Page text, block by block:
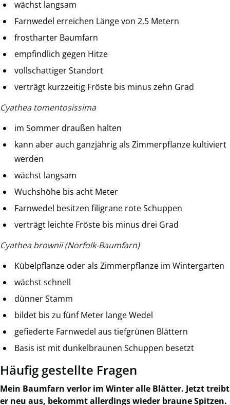
wächst langsam
Farnwedel erreichen Länge von 2,5 Metern
frostharter Baumfarn
empfindlich gegen Hitze
vollschattiger Standort
verträgt kurzzeitig Fröste bis minus zehn Grad
Cyathea tomentosissima
im Sommer draußen halten
kann aber auch ganzjährig als Zimmerpflanze kultiviert
werden
wächst langsam
Wuchshöhe bis acht Meter
Farnwedel besitzen filigrane rote Schuppen
verträgt leichte Fröste bis minus drei Grad
Cyathea brownii (Norfolk-Baumfarn)
Kübelpflanze oder als Zimmerpflanze im Wintergarten
wächst schnell
dünner Stamm
bildet bis zu fünf Meter lange Wedel
gefiederte Farnwedel aus tiefgrünen Blättern
Basis ist mit dunkelbraunen Schuppen besetzt
Häufig gestellte Fragen
Mein Baumfarn verlor im Winter alle Blätter. Jetzt treibt
er neu aus, bekommt allerdings wieder braune Spitzen.